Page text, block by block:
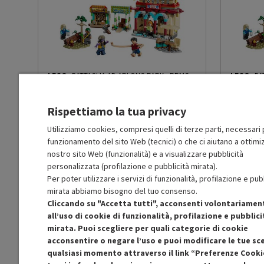
elementi per allungare le
Altezza netta del prodotto
26.2
Profondità netta del prodotto
(cm)
7.05
Peso netto del prodotto (kg) 1.021
LEGO BATTAGLIA AD ARLONG PARK-PRMG
MOLTO BUONO
O: Confezione originale integra
: Accessori principali presenti
B: Estetica prodotto ottima
N: Prodotto funzionante
Prodotto Nuovo 47.99 -10%
Ricondizionato 43.19
Aggiungi al carrello
LEGO
O:
:
B : Estetica
N: Prodotto
Rispettiamo la tua privacy
Utilizziamo cookies, compresi quelli di terze parti, necessari
funzionamento del sito Web (tecnici) o che ci aiutano a
nostro sito Web (funzionalità) e a visualizzare pubblicità
personalizzata (profilazione e pubblicità mirata).
Per poter utilizzare i servizi di funzionalità, profilazione e
mirata abbiamo bisogno del tuo consenso.
Cliccando su "Accetta tutti", acconsenti
all’uso di cookie di funzionalità, profilazione e
mirata. Puoi scegliere per quali categorie di cookie
acconsentire o negare l’uso e puoi modificare le tue
qualsiasi momento attraverso il link “Preferenze